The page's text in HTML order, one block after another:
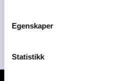
Egenskaper
Statistikk